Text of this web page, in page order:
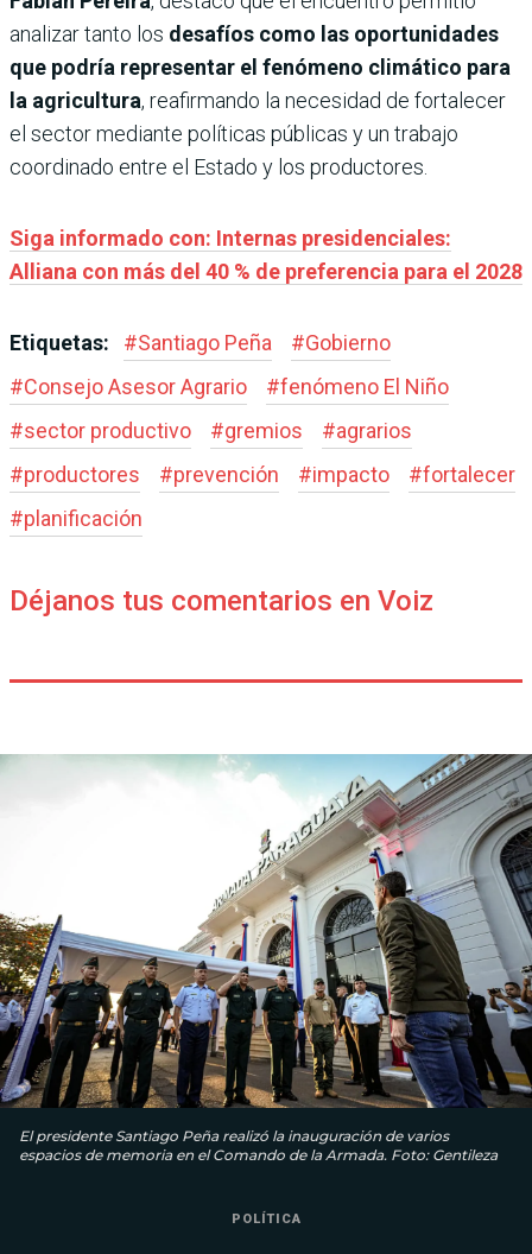
analizar tanto los desafíos como las oportunidades
que podría representar el fenómeno climático para
la agricultura, reafirmando la necesidad de fortalecer
el sector mediante políticas públicas y un trabajo
coordinado entre el Estado y los productores.
Siga informado con: Internas presidenciales:
Alliana con más del 40 % de preferencia para el 2028
Etiquetas: #Santiago Peña #Gobierno
#Consejo Asesor Agrario #fenómeno El Niño
#sector productivo #gremios #agrarios
#productores #prevención #impacto #fortalecer
#planificación
Déjanos tus comentarios en Voiz
El presidente Santiago Peña realizó la inauguración de varios
espacios de memoria en el Comando de la Armada. Foto: Gentileza
POLÍTICA